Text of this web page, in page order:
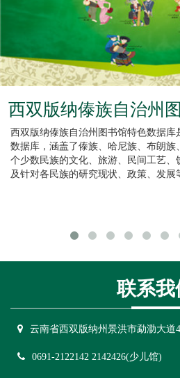
西双版纳傣族自治州
西双版纳傣族自治州图书馆特色数据库
数据库，涵盖了傣族、哈尼族、布朗族
个少数民族的文化、旅游、民间工艺、
及针对各民族的研究现状、政策、发展
联系我
云南省西双版纳州景洪市勐泐大道
0691-2122142 2142426(少儿馆)